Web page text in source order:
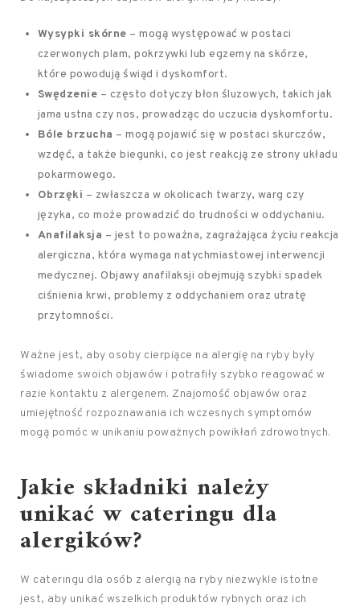
Wysypki skórne – mogą występować w postaci
czerwonych plam, pokrzywki lub egzemy na skórze,
które powodują świąd i dyskomfort.
Swędzenie – często dotyczy błon śluzowych, takich jak
jama ustna czy nos, prowadząc do uczucia dyskomfortu.
Bóle brzucha – mogą pojawić się w postaci skurczów,
wzdęć, a także biegunki, co jest reakcją ze strony układu
pokarmowego.
Obrzęki – zwłaszcza w okolicach twarzy, warg czy
języka, co może prowadzić do trudności w oddychaniu.
Anafilaksja – jest to poważna, zagrażająca życiu reakcja
alergiczna, która wymaga natychmiastowej interwencji
medycznej. Objawy anafilaksji obejmują szybki spadek
ciśnienia krwi, problemy z oddychaniem oraz utratę
przytomności.
Ważne jest, aby osoby cierpiące na alergię na ryby były
świadome swoich objawów i potrafiły szybko reagować w
razie kontaktu z alergenem. Znajomość objawów oraz
umiejętność rozpoznawania ich wczesnych symptomów
mogą pomóc w unikaniu poważnych powikłań zdrowotnych.
Jakie składniki należy
unikać w cateringu dla
alergików?
W cateringu dla osób z alergią na ryby niezwykle istotne
jest, aby unikać wszelkich produktów rybnych oraz ich